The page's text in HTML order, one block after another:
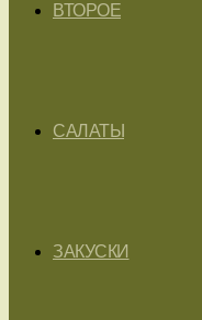
ВТОРОЕ
САЛАТЫ
ЗАКУСКИ